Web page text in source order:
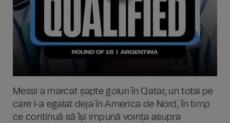
Messi a marcat șapte goluri în Qatar, un total pe
care l-a egalat deja în America de Nord, în timp
ce continuă să își impună voința asupra